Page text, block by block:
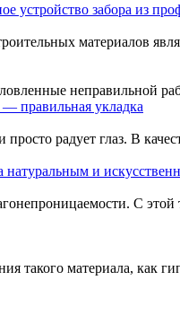
устройство забора из
материалов
неправильной
правильная укладка
радует глаз. В
натуральным и
С
такого материала,